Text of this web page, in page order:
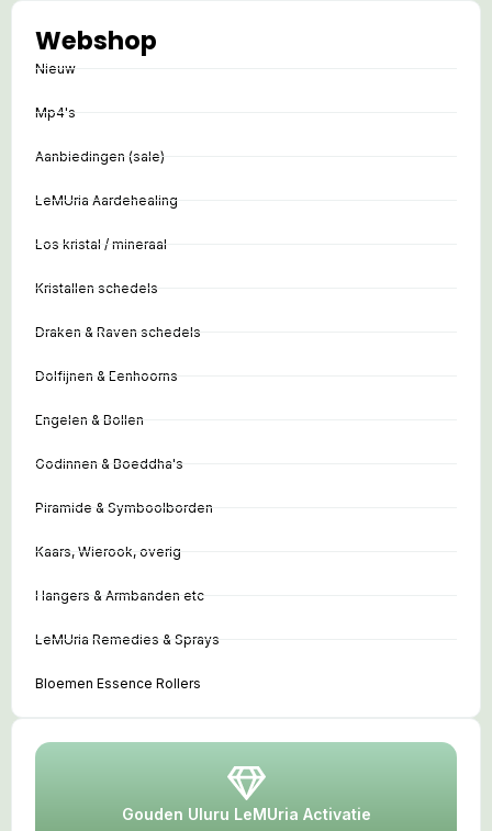
Webshop
Nieuw
Mp4's
Aanbiedingen (sale)
LeMUria Aardehealing
Los kristal / mineraal
Kristallen schedels
Draken & Raven schedels
Dolfijnen & Eenhoorns
Engelen & Bollen
Godinnen & Boeddha's
Piramide & Symboolborden
Kaars, Wierook, overig
Hangers & Armbanden etc
LeMUria Remedies & Sprays
Bloemen Essence Rollers
Gouden Uluru LeMUria Activatie